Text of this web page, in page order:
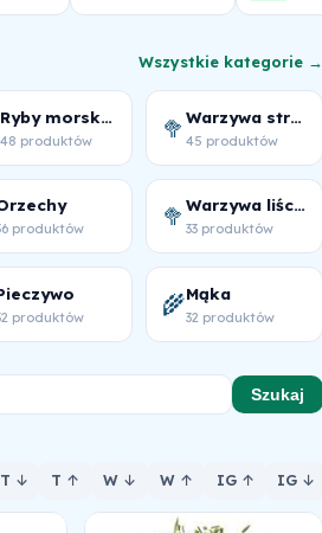
Wszystkie kategorie →
Ryby morskie
48 produktów 🥦 Warzywa strączkowe
45 produktów
produktów 🥦 Warzywa liściaste
33 produktów
produktów 🌾Mąka
32 produktów
Szukaj
T ↓ T ↑ W ↓ W ↑ IG ↑ IG ↓